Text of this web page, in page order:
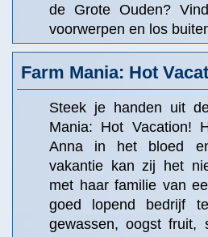
de Grote Ouden?
voorwerpen en los
Farm Mania: Hot
Steek je handen uit
Mania: Hot Vacation!
Anna in het bloed
vakantie kan zij het
met haar familie van
goed lopend bedrijf
gewassen, oogst fruit,